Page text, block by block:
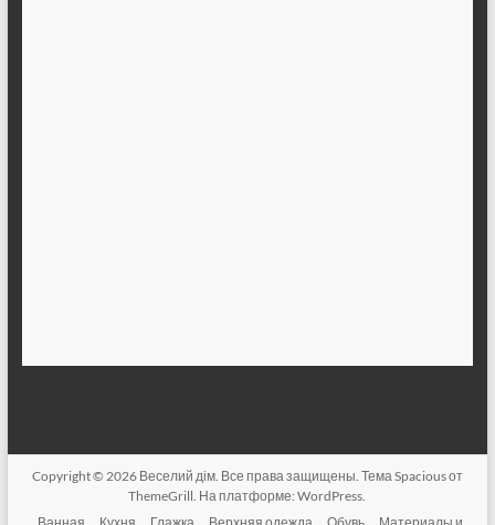
Copyright © 2026 Веселий дім. Все права защищены. ТемаSpaciousот
ThemeGrill. На платформе:WordPress.